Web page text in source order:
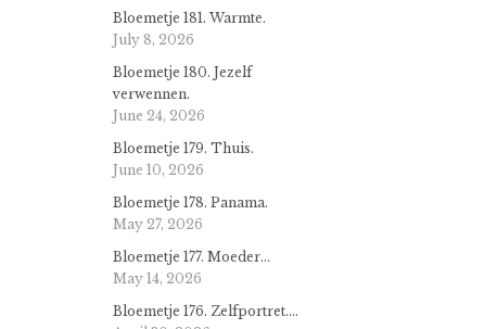
Bloemetje 181. Warmte.
July 8, 2026
Bloemetje 180. Jezelf
verwennen.
June 24, 2026
Bloemetje 179. Thuis.
June 10, 2026
Bloemetje 178. Panama.
May 27, 2026
Bloemetje 177. Moeder…
May 14, 2026
Bloemetje 176. Zelfportret….